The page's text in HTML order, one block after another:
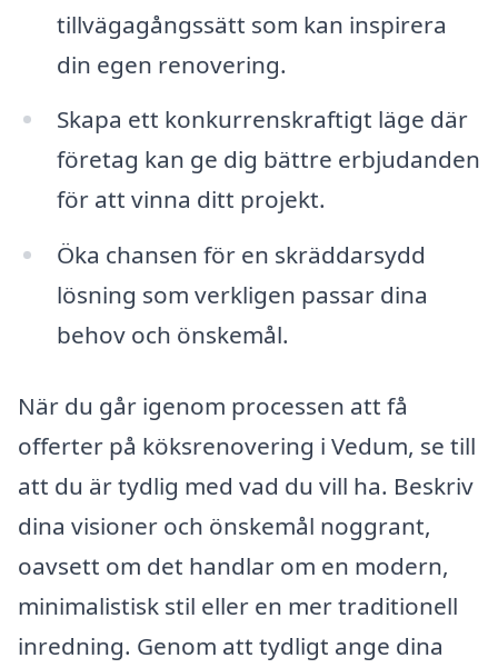
tillvägagångssätt som kan inspirera
din egen renovering.
Skapa ett konkurrenskraftigt läge där
företag kan ge dig bättre erbjudanden
för att vinna ditt projekt.
Öka chansen för en skräddarsydd
lösning som verkligen passar dina
behov och önskemål.
När du går igenom processen att få
offerter på köksrenovering i Vedum, se till
att du är tydlig med vad du vill ha. Beskriv
dina visioner och önskemål noggrant,
oavsett om det handlar om en modern,
minimalistisk stil eller en mer traditionell
inredning. Genom att tydligt ange dina